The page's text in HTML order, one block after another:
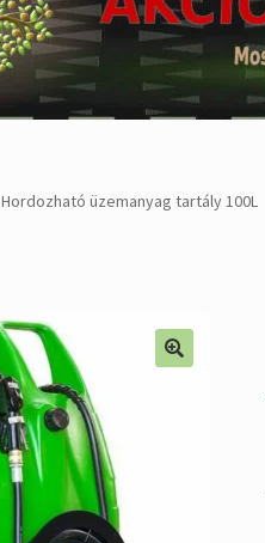
Hordozható üzemanyag tartály 100L